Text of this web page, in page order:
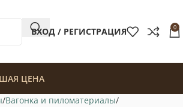
ВХОД / РЕГИСТРАЦИЯ 0
ЦЕНА
Вагонка и пиломатериалы